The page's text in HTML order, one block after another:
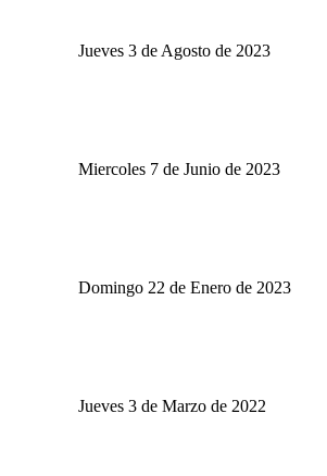
Jueves 3 de Agosto de 2023
Miercoles 7 de Junio de 2023
Domingo 22 de Enero de 2023
Jueves 3 de Marzo de 2022